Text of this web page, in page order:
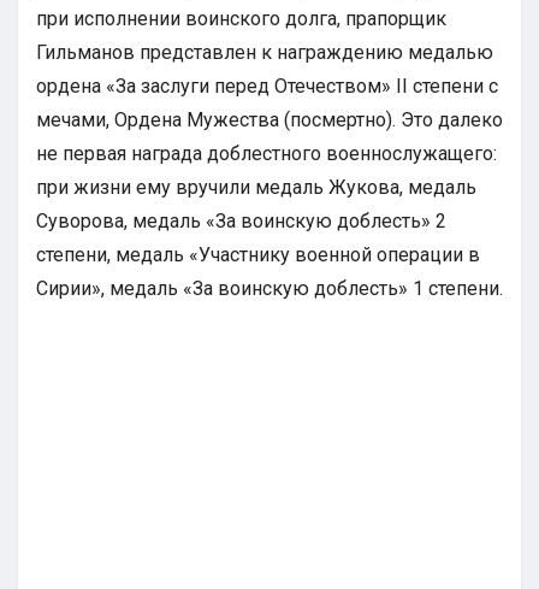
при исполнении воинского долга, прапорщик
Гильманов представлен к награждению медалью
ордена «За заслуги перед Отечеством» II степени с
мечами, Ордена Мужества (посмертно). Это далеко
не первая награда доблестного военнослужащего:
при жизни ему вручили медаль Жукова, медаль
Суворова, медаль «За воинскую доблесть» 2
степени, медаль «Участнику военной операции в
Сирии», медаль «За воинскую доблесть» 1 степени.